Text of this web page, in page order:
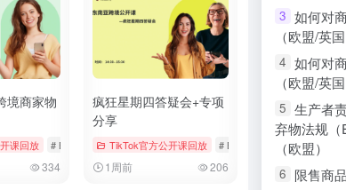
tiktok # 厨房用品
境商家物
课回放 # Bookings & Vouchers # tiktok # 厨房用品
334
疯狂星期四答疑会+专项
分享
TikTok官方公开课回放 # Bookings & Vouchers
1周前 206
3 如何对
（欧盟/英国
4 如何对
（欧盟/英国
5 生产者
弃物法规
（欧盟）
6 限售商